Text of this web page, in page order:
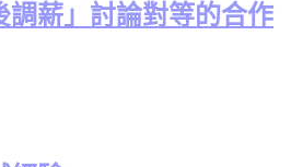
調薪」討論對等的合作